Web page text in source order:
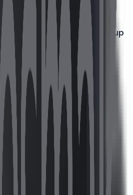
Celeron® J6412 1.5M Cache, up
GHz
8GB DDR4 Ram
NVMe SSD
+ Bluetooth (Dahili Modül)
Pasif Soğutma (
Kasa)
12V, 7A DC
in Türkiye